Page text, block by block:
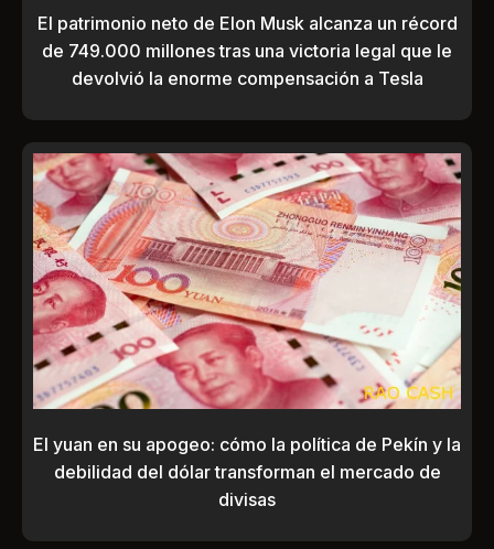
El patrimonio neto de Elon Musk alcanza un récord
de 749.000 millones tras una victoria legal que le
devolvió la enorme compensación a Tesla
El yuan en su apogeo: cómo la política de Pekín y la
debilidad del dólar transforman el mercado de
divisas